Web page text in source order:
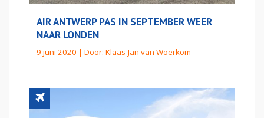
AIR ANTWERP PAS IN SEPTEMBER WEER
NAAR LONDEN
9 juni 2020 | Door: Klaas-Jan van Woerkom